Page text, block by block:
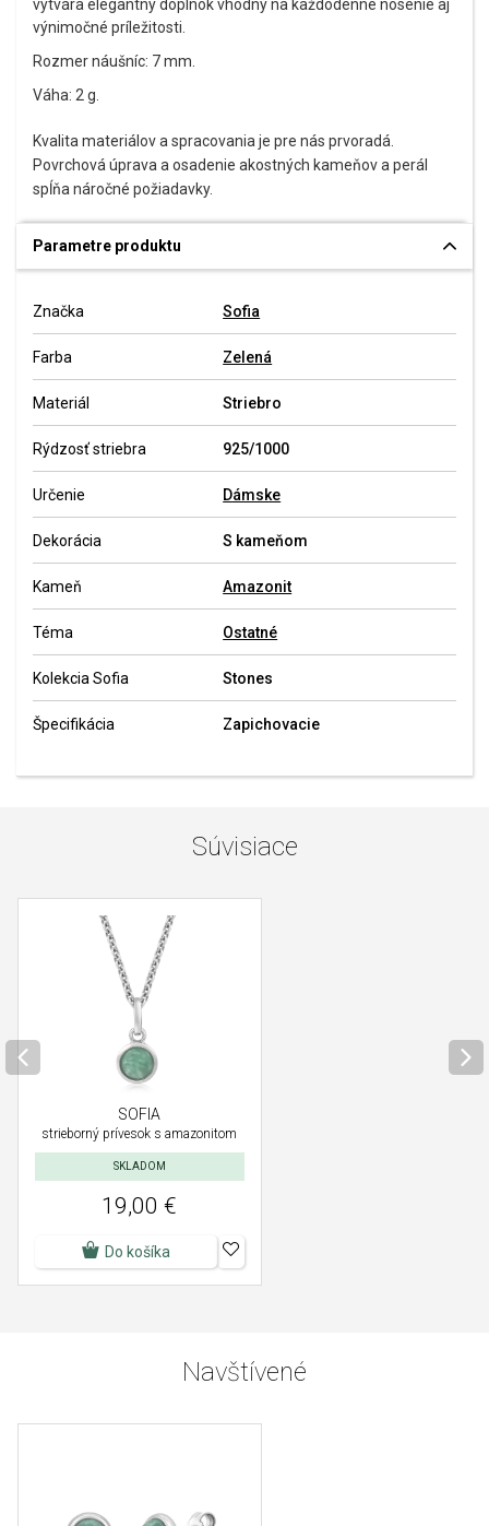
vytvára elegantný doplnok vhodný na každodenné nosenie aj
výnimočné príležitosti.
Rozmer náušníc: 7 mm.
Váha: 2 g.
Kvalita materiálov a spracovania je pre nás prvoradá.
Povrchová úprava a osadenie akostných kameňov a perál
spĺňa náročné požiadavky.
Parametre produktu
Značka Sofia
Farba Zelená
Materiál Striebro
Rýdzosť striebra 925/1000
Určenie Dámske
Dekorácia S kameňom
Kameň Amazonit
Téma Ostatné
Kolekcia Sofia Stones
Špecifikácia Zapichovacie
Súvisiace
SOFIA
strieborný prívesok s amazonitom
SKLADOM
19,00 €
Do košíka
Navštívené